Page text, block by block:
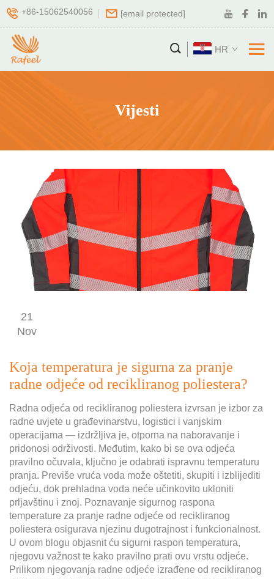
+86-15062540056 [email protected]
HR
Vijesti
21
Nov
Koja temperatura je sigurna za pranje
radne odjeće od recikliranog poliestera?
Radna odjeća od recikliranog poliestera izvrsan je izbor za
radne uvjete u građevinarstvu, logistici i vanjskim
operacijama — izdržljiva je, otporna na naboravanje i
pridonosi održivosti. Međutim, kako bi se ova odjeća
pravilno očuvala, ključno je odabrati ispravnu temperaturu
pranja. Previše vruća voda može oštetiti, skupiti i izblijediti
odjeću, dok prehladna voda neće učinkovito ukloniti
prljavštinu i znoj. Poznavanje sigurnog raspona
temperature za pranje radne odjeće od recikliranog
poliestera osigurava njezinu dugotrajnost i funkcionalnost.
U ovom blogu objasnit ću sigurni raspon temperatura,
njegovu važnost te kako pravilno prati ovu vrstu odjeće.
Prilikom njegovanja radne odjeće izrađene od recikliranog